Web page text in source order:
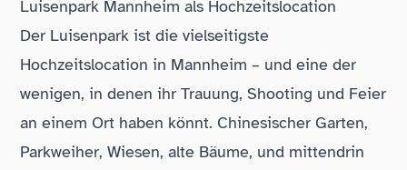
Luisenpark Mannheim als Hochzeitslocation
Der Luisenpark ist die vielseitigste
Hochzeitslocation in Mannheim – und eine der
wenigen, in denen ihr Trauung, Shooting und Feier
an einem Ort haben könnt. Chinesischer Garten,
Parkweiher, Wiesen, alte Bäume, und mittendrin